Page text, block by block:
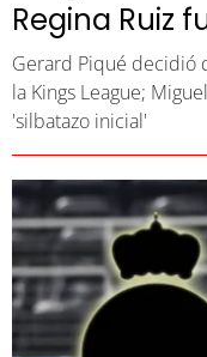
Regina Ruiz
Gerard Piqué decidió
la Kings League;
'silbatazo inicial'